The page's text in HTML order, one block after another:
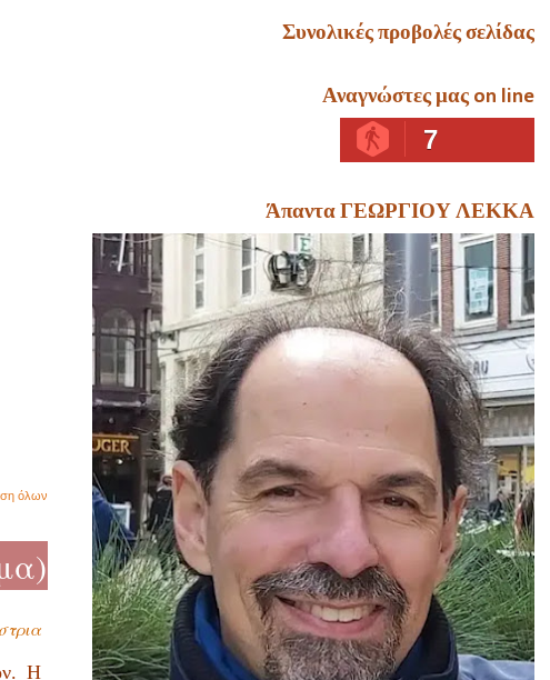
όλων
Η
Συνολικές προβολές σελίδας
Αναγνώστες μας on line
7
Άπαντα ΓΕΩΡΓΙΟΥ ΛΕΚΚΑ